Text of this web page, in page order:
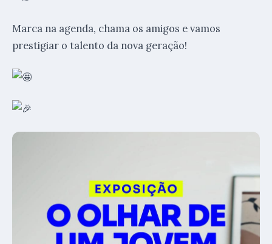
Marca na agenda, chama os amigos e vamos
prestigiar o talento da nova geração!